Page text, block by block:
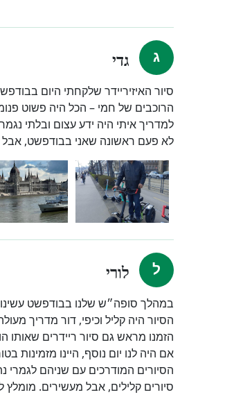
גדי
סיור האיזיריידר שלקחתי היום
הרוכבים של חמי – הכל היה פשוט
למדריך איתי היה ידע עצום ובלתי
לא פעם ראשונה שאני בבודפשט, אבל
לורי
במהלך סופה״ש שלנו בבודפשט עשינו
הסיור היה קליל וכיפי, דור מדריך
הזמנו מראש גם סיור ריידרים שאותו
אם היה לנו יום נוסף, היינו מזמינות
הסיורים המודרכים עם שניהם לגמרי
סיורים קלילים, אבל מעשירים.